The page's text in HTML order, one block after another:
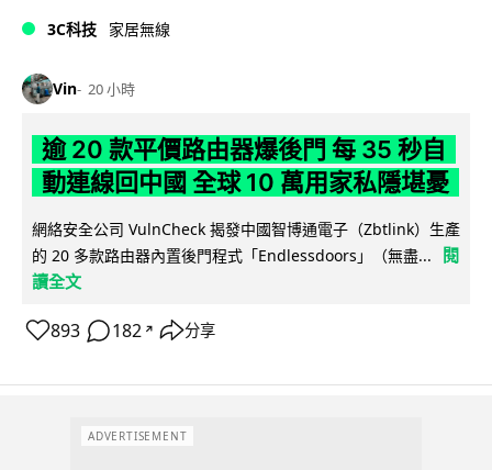
3C科技 家居無線
Vin 20 小時
逾 20 款平價路由器爆後門 每 35 秒自
動連線回中國 全球 10 萬用家私隱堪憂
網絡安全公司 VulnCheck 揭發中國智博通電子（Zbtlink）生產
的 20 多款路由器內置後門程式「Endlessdoors」（無盡...
閱
讀全文
893 182 ↗ 分享
ADVERTISEMENT